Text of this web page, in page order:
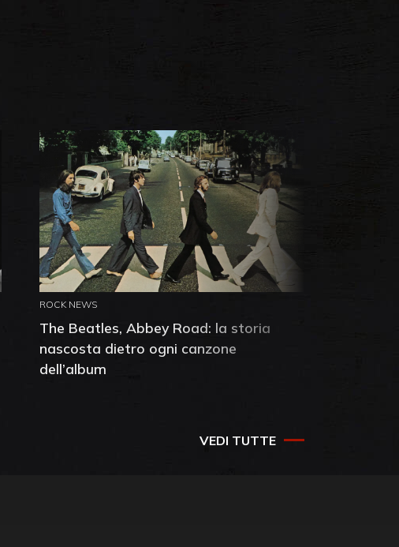
ROCK NEWS
The Beatles, Abbey Road: la storia
nascosta dietro ogni canzone
dell’album
VEDI TUTTE